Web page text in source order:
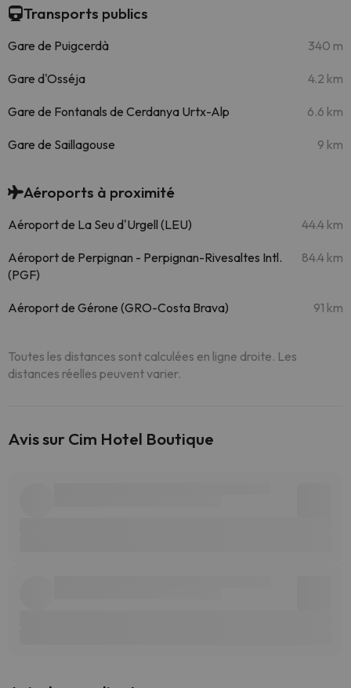
Transports publics
Gare de Puigcerdà 340 m
Gare d'Osséja 4.2 km
Gare de Fontanals de Cerdanya Urtx-Alp 6.6 km
Gare de Saillagouse 9 km
Aéroports à proximité
Aéroport de La Seu d'Urgell (LEU) 44.4 km
Aéroport de Perpignan - Perpignan-Rivesaltes Intl.
(PGF)
84.4 km
Aéroport de Gérone (GRO-Costa Brava) 91 km
Toutes les distances sont calculées en ligne droite. Les
distances réelles peuvent varier.
Avis sur Cim Hotel Boutique